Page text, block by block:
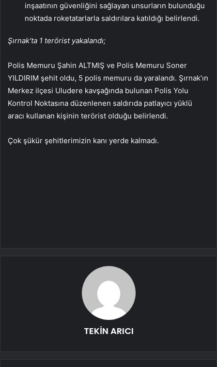
inşaatının güvenliğini sağlayan unsurların bulunduğu
noktada roketatarlarla saldırılara katıldığı belirlendi.
Şırnak’ta 1 terörist yakalandı;
Polis Memuru Şahin ALTMIŞ ve Polis Memuru Soner
YILDIRIM şehit oldu, 5 polis memuru da yaralandı. Şırnak’ın
Merkez ilçesi Uludere kavşağında bulunan Polis Yolu
Kontrol Noktasına düzenlenen saldırıda patlayıcı yüklü
aracı kullanan kişinin terörist olduğu belirlendi.
Çok şükür şehitlerimizin kanı yerde kalmadı.
TEKİN ARICI